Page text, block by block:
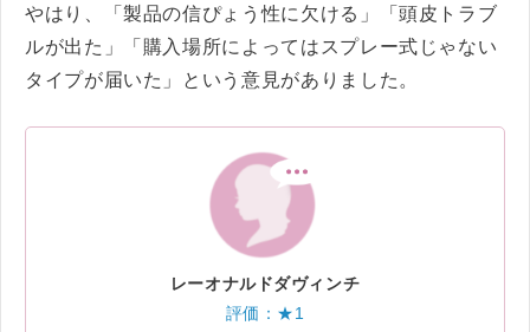
やはり、「製品の信ぴょう性に欠ける」「頭皮トラブ
ルが出た」「購入場所によってはスプレー式じゃない
タイプが届いた」という意見がありました。
レーオナルドダヴィンチ
評価：★1